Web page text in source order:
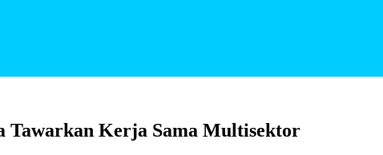
Tawarkan Kerja Sama Multisektor